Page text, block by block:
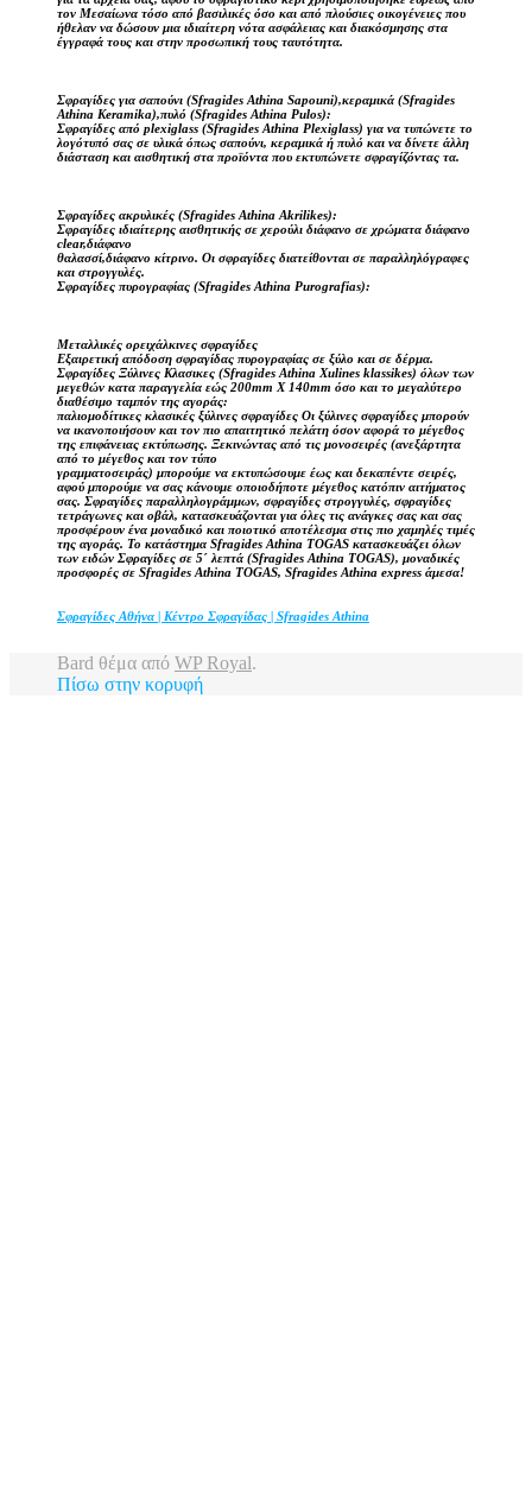
τον Μεσαίωνα τόσο από βασιλικές όσο και από πλούσιες οικογένειες που
ήθελαν να δώσουν μια ιδιαίτερη νότα ασφάλειας και διακόσμησης στα
έγγραφά τους και στην προσωπική τους ταυτότητα.
Σφραγίδες για σαπούνι (Sfragides Athina Sapouni),κεραμικά (Sfragides
Athina Keramika),πυλό (Sfragides Athina Pulos):
Σφραγίδες από plexiglass (Sfragides Athina Plexiglass) για να τυπώνετε το
λογότυπό σας σε υλικά όπως σαπούνι, κεραμικά ή πυλό και να δίνετε άλλη
διάσταση και αισθητική στα προϊόντα που εκτυπώνετε σφραγίζόντας τα.
Σφραγίδες ακρυλικές (Sfragides Athina Akrilikes):
Σφραγίδες ιδιαίτερης αισθητικής σε χερούλι διάφανο σε χρώματα διάφανο
clear,διάφανο
θαλασσί,διάφανο κίτρινο. Οι σφραγίδες διατείθονται σε παραλληλόγραφες
και στρογγυλές.
Σφραγίδες πυρογραφίας (Sfragides Athina Purografias):
Μεταλλικές ορειχάλκινες σφραγίδες
Εξαιρετική απόδοση σφραγίδας πυρογραφίας σε ξύλο και σε δέρμα.
Σφραγίδες Ξύλινες Κλασικες (Sfragides Athina Xulines klassikes) όλων των
μεγεθών κατα παραγγελία εώς 200mm X 140mm όσο και το μεγαλύτερο
διαθέσιμο ταμπόν της αγοράς:
παλιομοδίτικες κλασικές ξύλινες σφραγίδες Οι ξύλινες σφραγίδες μπορούν
να ικανοποιήσουν και τον πιο απαιτητικό πελάτη όσον αφορά το μέγεθος
της επιφάνειας εκτύπωσης. Ξεκινώντας από τις μονοσειρές (ανεξάρτητα
από το μέγεθος και τον τύπο
γραμματοσειράς) μπορούμε να εκτυπώσουμε έως και δεκαπέντε σειρές,
αφού μπορούμε να σας κάνουμε οποιοδήποτε μέγεθος κατόπιν αιτήματος
σας. Σφραγίδες παραλληλογράμμων, σφραγίδες στρογγυλές, σφραγίδες
τετράγωνες και οβάλ, κατασκευάζονται για όλες τις ανάγκες σας και σας
προσφέρουν ένα μοναδικό και ποιοτικό αποτέλεσμα στις πιο χαμηλές τιμές
της αγοράς. Το κατάστημα Sfragides Athina TOGAS κατασκευάζει όλων
των ειδών Σφραγίδες σε 5΄ λεπτά (Sfragides Athina TOGAS), μοναδικές
προσφορές σε Sfragides Athina TOGAS, Sfragides Athina express άμεσα!
Σφραγίδες Αθήνα | Κέντρο Σφραγίδας | Sfragides Athina
Bard θέμα από WP Royal.
Πίσω στην κορυφή